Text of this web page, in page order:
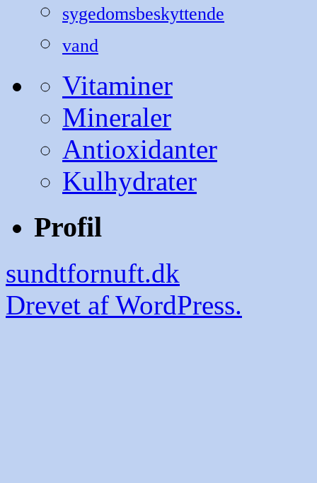
sygedomsbeskyttende
vand
Vitaminer
Mineraler
Antioxidanter
Kulhydrater
Profil
sundtfornuft.dk
Drevet af WordPress.